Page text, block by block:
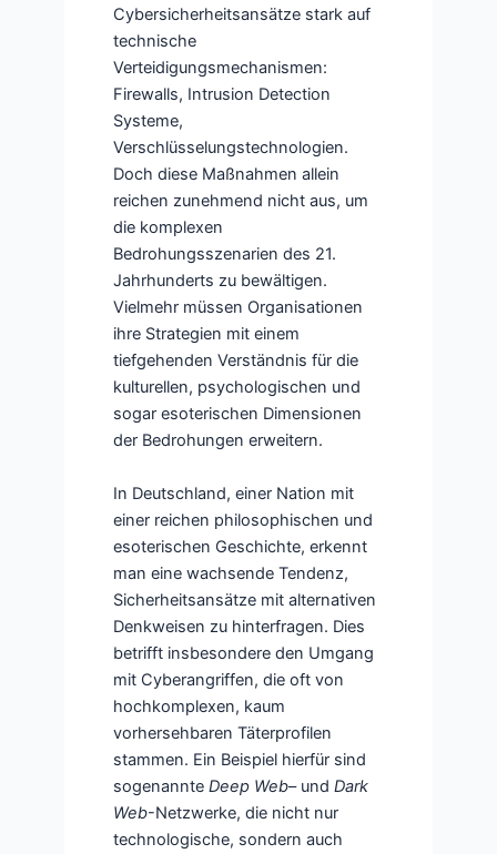
Cybersicherheitsansätze stark auf
technische
Verteidigungsmechanismen:
Firewalls, Intrusion Detection
Systeme,
Verschlüsselungstechnologien.
Doch diese Maßnahmen allein
reichen zunehmend nicht aus, um
die komplexen
Bedrohungsszenarien des 21.
Jahrhunderts zu bewältigen.
Vielmehr müssen Organisationen
ihre Strategien mit einem
tiefgehenden Verständnis für die
kulturellen, psychologischen und
sogar esoterischen Dimensionen
der Bedrohungen erweitern.
In Deutschland, einer Nation mit
einer reichen philosophischen und
esoterischen Geschichte, erkennt
man eine wachsende Tendenz,
Sicherheitsansätze mit alternativen
Denkweisen zu hinterfragen. Dies
betrifft insbesondere den Umgang
mit Cyberangriffen, die oft von
hochkomplexen, kaum
vorhersehbaren Täterprofilen
stammen. Ein Beispiel hierfür sind
sogenannteDeep Web– undDark
Web-Netzwerke, die nicht nur
technologische, sondern auch